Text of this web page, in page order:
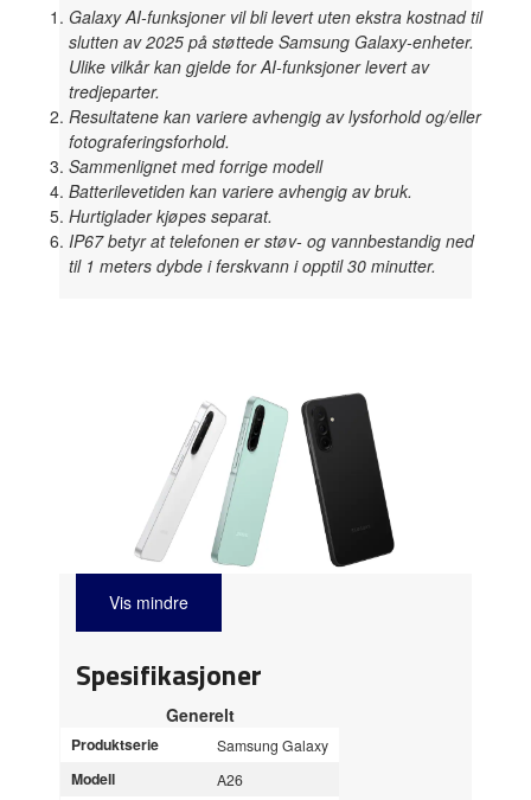
Galaxy AI-funksjoner vil bli levert uten ekstra kostnad til
slutten av 2025 på støttede Samsung Galaxy-enheter.
Ulike vilkår kan gjelde for AI-funksjoner levert av
tredjeparter.
Resultatene kan variere avhengig av lysforhold og/eller
fotograferingsforhold.
Sammenlignet med forrige modell
Batterilevetiden kan variere avhengig av bruk.
Hurtiglader kjøpes separat.
IP67 betyr at telefonen er støv- og vannbestandig ned
til 1 meters dybde i ferskvann i opptil 30 minutter.
Vis mindre
Spesifikasjoner
Generelt
Produktserie Samsung Galaxy
Modell A26